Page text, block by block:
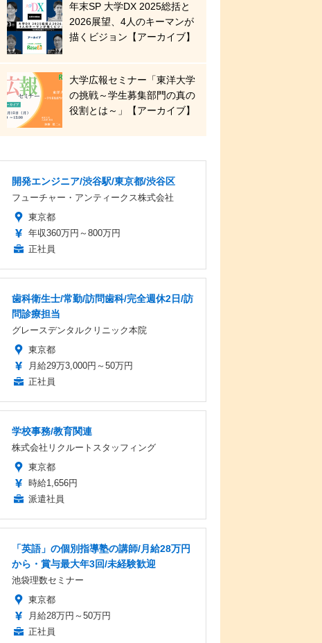
年末SP 大学DX 2025総括と
2026展望、4人のキーマンが
描くビジョン【アーカイブ】
大学広報セミナー「東洋大学
の挑戦～学生募集部門の真の
役割とは～」【アーカイブ】
開発エンジニア/渋谷駅/東京都/渋谷区
フューチャー・アンティークス株式会社
東京都
年収360万円～800万円
正社員
歯科衛生士/常勤/訪問歯科/完全週休2日/訪
問診療担当
グレースデンタルクリニック本院
東京都
月給29万3,000円～50万円
正社員
学校事務/教育関連
株式会社リクルートスタッフィング
東京都
時給1,656円
派遣社員
「英語」の個別指導塾の講師/月給28万円
から・賞与最大年3回/未経験歓迎
池袋理数セミナー
東京都
月給28万円～50万円
正社員